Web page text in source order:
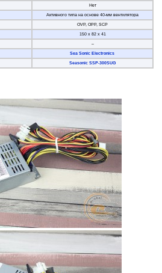
Нет
Активного типа на основе 40-мм вентилятора
OVP, OPP, SCP
150 х 82 х 41
–
Sea Sonic Electronics
SeasonicSSP-300SUG